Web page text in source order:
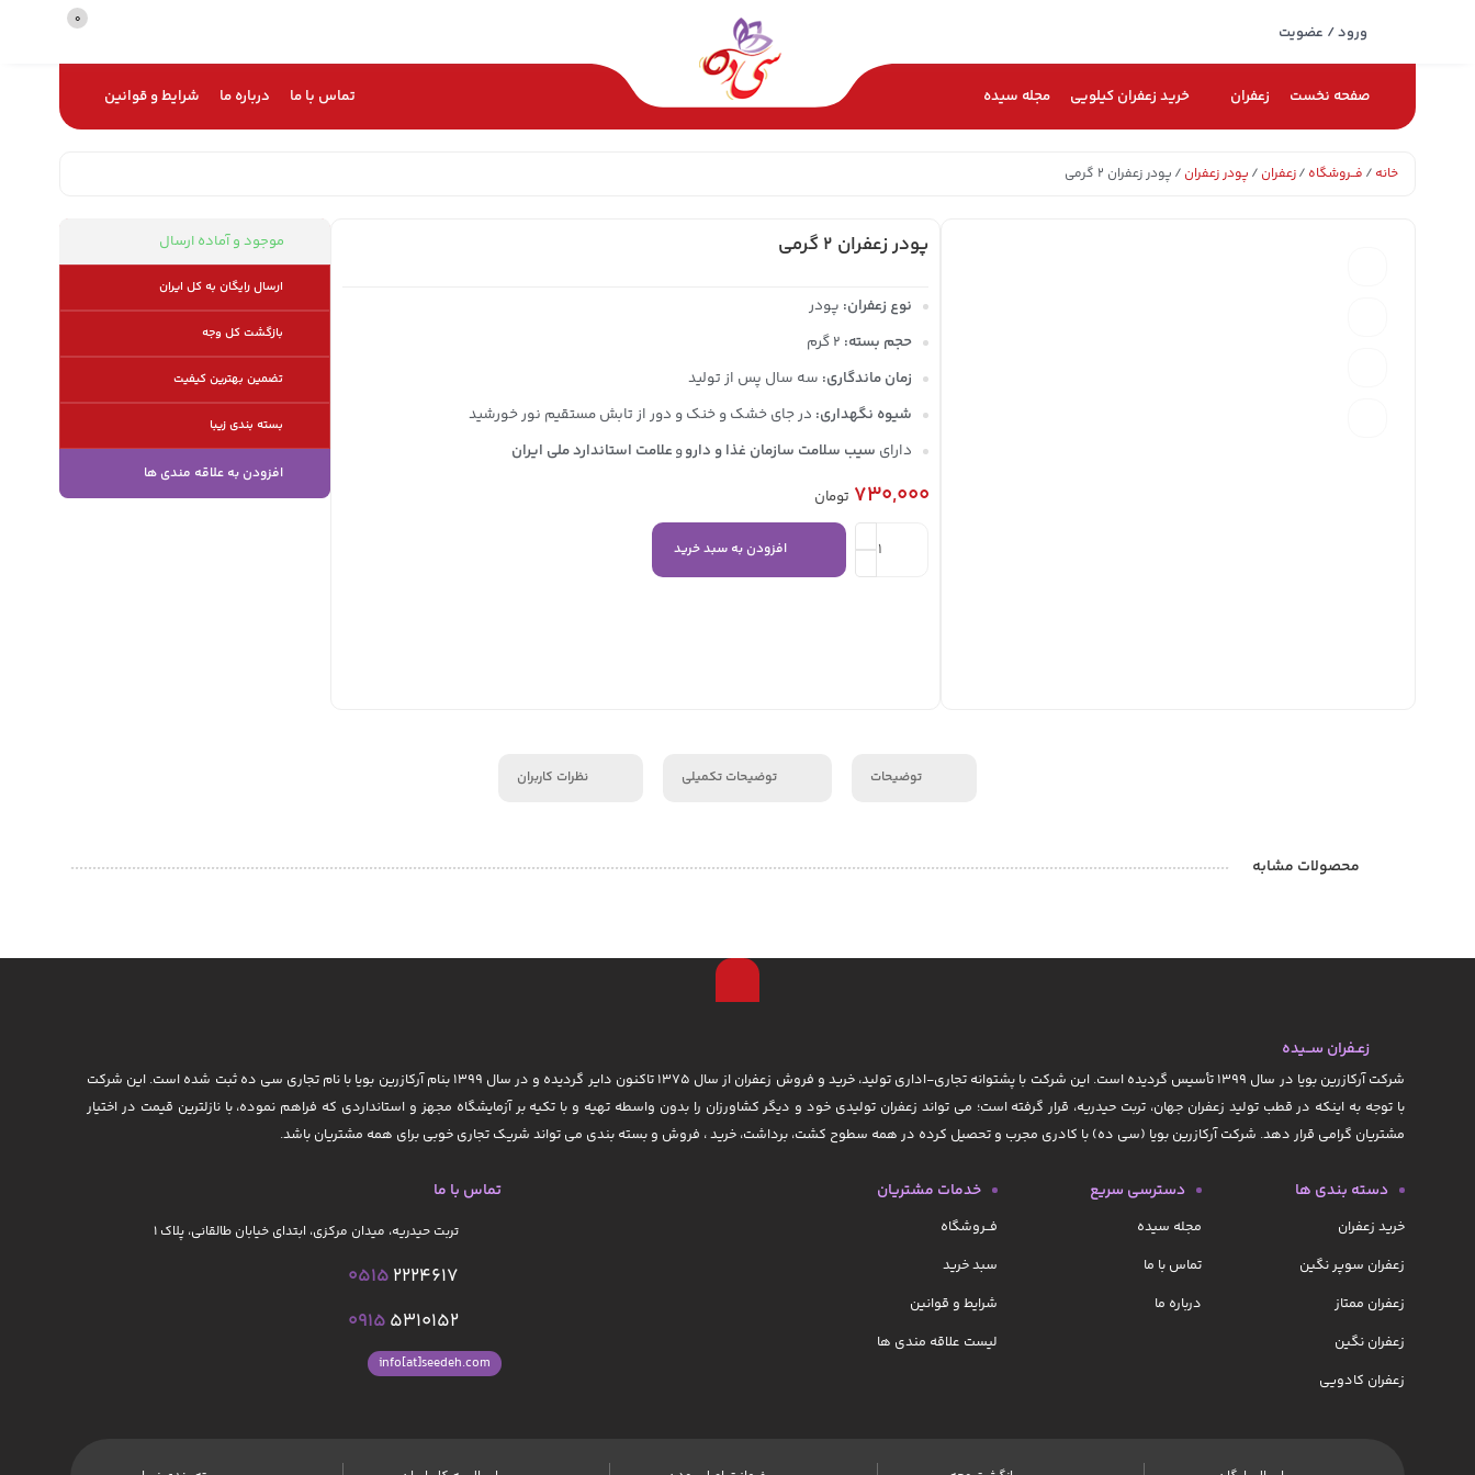
ورود / عضویت
0
صفحه نخست زعفران خرید زعفران کیلویی مجله سیده تماس با ما درباره ما شرایط و قوانین
خانه / فــروشگاه /زعفران / پودر زعفران / پودر زعفران ۲ گرمی
پودر زعفران ۲ گرمی
نوع زعفران: پودر
حجم بسته:
زمان ماندگاری: سه سال پس از تولید
شیوه نگهداری: در جای خشک و خنک و دور از تابش مستقیم نور خورشید
دارای سیب سلامت سازمان غذا و دارووعلامت استاندارد ملی ایران
۷۳۰,۰۰۰ تومان
افزودن به سبد خرید
موجود و آماده ارسال
ارسال رایگان به کل ایران
بازگشت کل وجه
تضمین بهترین کیفیت
بسته بندی زیبا
افزودن به علاقه مندی ها
توضیحات توضیحات تکمیلی نظرات کاربران
محصولات مشابه
زعـفران ســیده
شرکت آرکازرین بویا در سال ۱۳۹۹ تأسیس گردیده است. این شرکت با پشتوانه تجاری-اداری تولید، خرید و فروش زعفران از سال ۱۳۷۵ تاکنون دایر گردیده و در سال ۱۳۹۹ بنام آرکازرین بویا با نام تجاری سی ده ثبت شده است. این شرکت
با توجه به اینکه در قطب تولید زعفران جهان، تربت حیدریه، قرار گرفته است؛ می تواند زعفران تولیدی خود و دیگر کشاورزان را بدون واسطه تهیه و با تکیه بر آزمایشگاه مجهز و استانداردی که فراهم نموده، با نازلترین قیمت در اختیار
مشتریان گرامی قرار دهد. شرکت آرکازرین بویا (سی ده) با کادری مجرب و تحصیل کرده در همه سطوح کشت، برداشت، خرید ، فروش و بسته بندی می تواند شریک تجاری خوبی برای همه مشتریان باشد.
دسته بندی ها
خرید زعفران
زعفران سوپر نگین
زعفران ممتاز
زعفران نگین
زعفران کادویی
دسترسی سریع
مجله سیده
تماس با ما
درباره ما
خدمات مشتریان
فــروشگاه
سبد خرید
شرایط و قوانین
لیست علاقه مندی ها
تماس با ما
تربت حیدریه، میدان مرکزی، ابتدای خیابان طالقانی، پلاک ۱
05152224617
09155310152
info[at]seedeh.com